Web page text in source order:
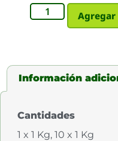
Información
Cantidades
1 x 1 Kg, 10 x 1 Kg